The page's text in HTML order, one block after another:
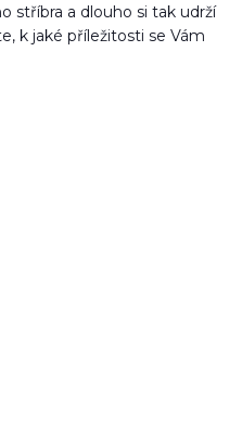
stříbra a dlouho si tak udrží
k jaké příležitosti se Vám